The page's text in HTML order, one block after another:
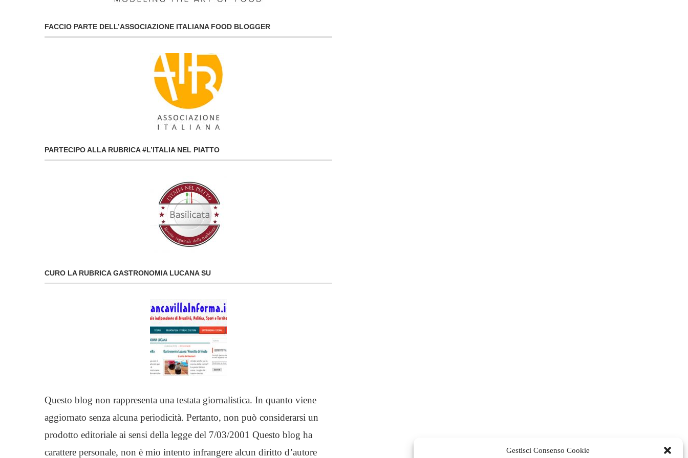
Gestisci Consenso Cookie
FACCIO PARTE DELL’ASSOCIAZIONE ITALIANA FOOD BLOGGER
PARTECIPO ALLA RUBRICA #L’ITALIA NEL PIATTO
CURO LA RUBRICA GASTRONOMIA LUCANA SU
Questo blog non rappresenta una testata giornalistica. In quanto viene
aggiornato senza alcuna periodicità. Pertanto, non può considerarsi un
prodotto editoriale ai sensi della legge del 7/03/2001 Questo blog ha
carattere personale, non è mio intento infrangere alcun diritto d’autore